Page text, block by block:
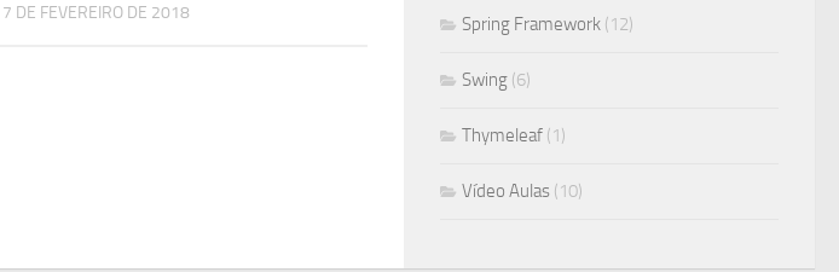
7 DE FEVEREIRO DE 2018
Spring Framework (12)
Swing (6)
Thymeleaf (1)
Vídeo Aulas (10)